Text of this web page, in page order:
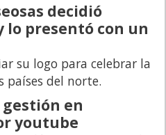
decidió
lo presentó con un
su logo para celebrar la
países del norte.
en
youtube